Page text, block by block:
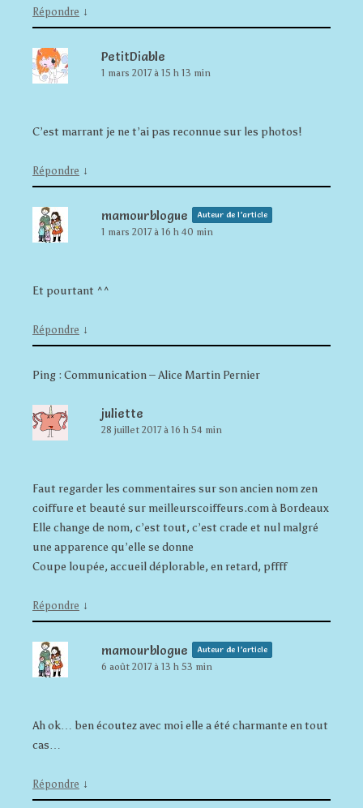
Répondre ↓
PetitDiable
1 mars 2017 à 15 h 13 min
C’est marrant je ne t’ai pas reconnue sur les photos!
Répondre ↓
mamourblogue Auteur de l’article
1 mars 2017 à 16 h 40 min
Et pourtant ^^
Répondre ↓
Ping : Communication – Alice Martin Pernier
juliette
28 juillet 2017 à 16 h 54 min
Faut regarder les commentaires sur son ancien nom zen
coiffure et beauté sur meilleurscoiffeurs.com à Bordeaux
Elle change de nom, c’est tout, c’est crade et nul malgré
une apparence qu’elle se donne
Coupe loupée, accueil déplorable, en retard, pffff
Répondre ↓
mamourblogue Auteur de l’article
6 août 2017 à 13 h 53 min
Ah ok… ben écoutez avec moi elle a été charmante en tout
cas…
Répondre ↓